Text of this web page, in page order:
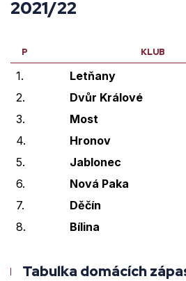
2021/22
P KLUB
1. Letňany
2.
Dvůr Králové
3.
Most
4.
Hronov
5.
Jablonec
6.
Nová Paka
7.
Děčín
8.
Bílina
Tabulka domácích